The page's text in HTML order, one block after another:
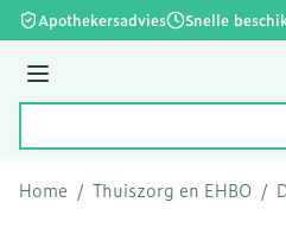
Ga naar de inhoud
Apothekersadvies Snelle
Menu
Home / Thuiszorg en EHBO /